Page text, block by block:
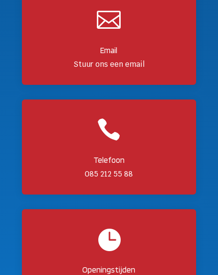

Email
Stuur ons een email

Telefoon
085 212 55 88

Openingstijden